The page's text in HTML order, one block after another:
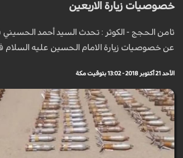
خصوصيات زيارة الاربعين
ثامن الحجج - الكوثر : تحدث السيد أحمد الحسيني
عن خصوصيات زيارة الامام الحسين عليه السلام
الأحد 21 أكتوبر 2018 - 13:02 بتوقيت مكة